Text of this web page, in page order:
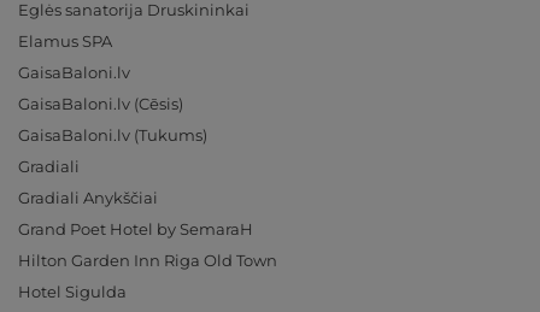
Eglės sanatorija Druskininkai
Elamus SPA
GaisaBaloni.lv
GaisaBaloni.lv (Cēsis)
GaisaBaloni.lv (Tukums)
Gradiali
Gradiali Anykščiai
Grand Poet Hotel by SemaraH
Hilton Garden Inn Riga Old Town
Hotel Sigulda